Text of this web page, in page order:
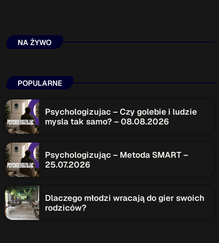
NA ŻYWO
POPULARNE
Psychologizujac – Czy golebie i ludzie
mysla tak samo? – 08.08.2026
Psychologizując – Metoda SMART –
25.07.2026
Dlaczego młodzi wracają do gier swoich
rodziców?